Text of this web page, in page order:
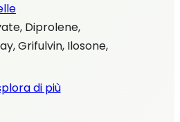
Diprolene,
Grifulvin, Ilosone,
di più